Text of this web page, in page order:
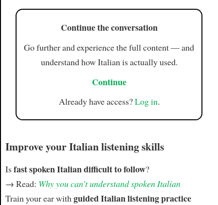
Continue the conversation
Go further and experience the full content — and
understand how Italian is actually used.
Continue
Already have access?Log in.
Improve your Italian listening skills
Isfast spoken Italian difficult to follow?
→ Read: Why you can't understand spoken Italian
Train your ear with guided Italian listening practice